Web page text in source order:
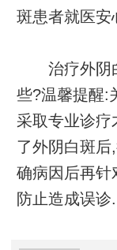
斑患者就医安
治疗外阴白
些?温馨提醒:
采取专业诊
了外阴白斑后
确病因后再针
防止造成误诊.